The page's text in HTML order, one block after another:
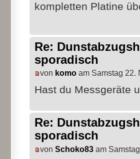
kompletten Platine
Re:
sporadisch
von komo am Samstag 22.
Hast du Messgeräte
Re:
sporadisch
von Schoko83 am